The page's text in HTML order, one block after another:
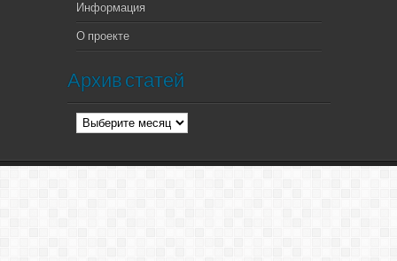
Информация
О проекте
Архив статей
Архив
статей